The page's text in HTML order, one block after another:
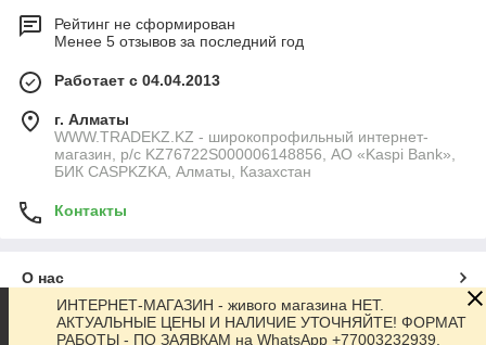
Рейтинг не сформирован
Менее 5 отзывов за последний год
Работает с 04.04.2013
г. Алматы
WWW.TRADEKZ.KZ - широкопрофильный интернет-
магазин, р/с KZ76722S000006148856, АО «Kaspi Bank»,
БИК CASPKZKA, Алматы, Казахстан
Контакты
О нас
Контакты
ИНТЕРНЕТ-МАГАЗИН - живого магазина НЕТ.
АКТУАЛЬНЫЕ ЦЕНЫ И НАЛИЧИЕ УТОЧНЯЙТЕ! ФОРМАТ
РАБОТЫ - ПО ЗАЯВКАМ на WhatsApp +77003232939,